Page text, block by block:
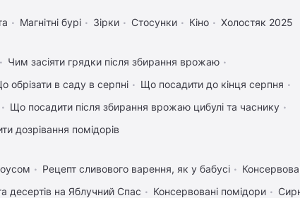
Магнітні бурі Зірки Стосунки Кіно Холостяк 2025
Чим засіяти грядки після збирання врожаю
обрізати в саду в серпні
Що посадити до кінця серпня
Що посадити після збирання врожаю цибулі та часнику
дозрівання помідорів
Рецепт сливового варення, як у бабусі
десертів на Яблучний Спас Консервовані помідори